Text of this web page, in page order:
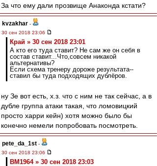
За что ему дали прозвище Анаконда кстати?
kvzakhar -
30 сен 2018 23:06
Край » 30 сен 2018 23:01
А кто его туда ставит? Не сам же он себя в
состав ставит...Что,совсем никакой
альтернативы?
Если схема тренеру дороже результата--
ставил бы туда подходящих дублёров.
ну Зе вот есть, х.з. что с ним не так сейчас, а в
дубле группа атаки такая, что ломовицкий
просто харри кейн) хотя можно было бы
конечно немели попробовать посмотреть.
pete_da_1st -
30 сен 2018 23:06
BM1964 » 30 сен 2018 23:03